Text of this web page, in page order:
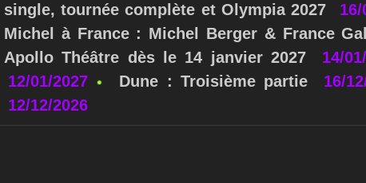
single, tournée complète et Olympia 2027
16/
Michel à France : Michel Berger & France
Apollo Théâtre dès le 14 janvier 2027
14/
12/01/2027
Dune : Troisième partie 16/
12/12/2026